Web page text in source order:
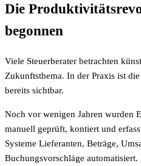
Die
begonnen
Viele Steuerberater betrachten
Zukunftsthema. In der Praxis ist
bereits sichtbar.
Noch vor wenigen Jahren wurden
manuell geprüft, kontiert und
Systeme Lieferanten, Beträge,
Buchungsvorschläge